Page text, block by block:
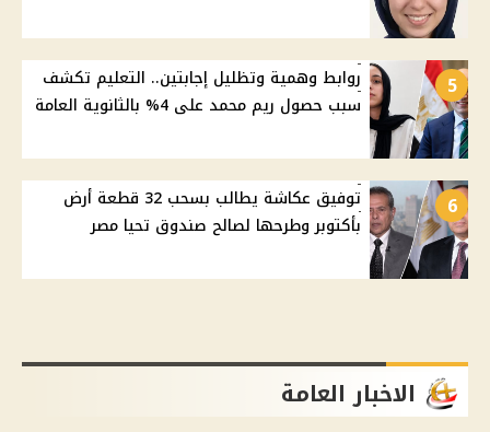
5
روابط وهمية وتظليل إجابتين.. التعليم تكشف
سبب حصول ريم محمد على 4% بالثانوية العامة
6
توفيق عكاشة يطالب بسحب 32 قطعة أرض
بأكتوبر وطرحها لصالح صندوق تحيا مصر
الاخبار العامة